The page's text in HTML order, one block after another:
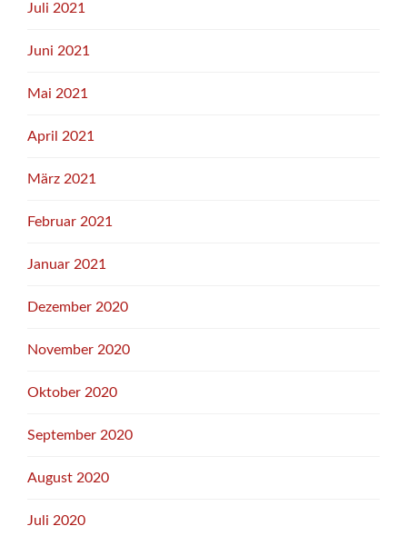
Juli 2021
Juni 2021
Mai 2021
April 2021
März 2021
Februar 2021
Januar 2021
Dezember 2020
November 2020
Oktober 2020
September 2020
August 2020
Juli 2020